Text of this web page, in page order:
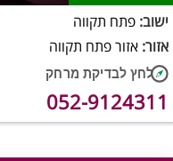
ישוב: פתח תקווה
אזור: אזור פתח תקווה
052-9124311